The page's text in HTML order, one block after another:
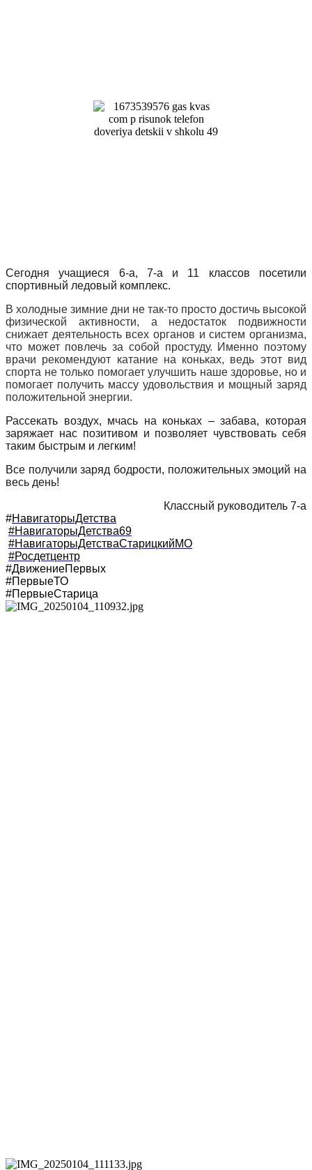
Сегодня учащиеся 6-а, 7-а и 11 классов посетили
спортивный ледовый комплекс.
В холодные зимние дни не так-то просто достичь высокой
физической активности, а недостаток подвижности
снижает деятельность всех органов и систем организма,
что может повлечь за собой простуду. Именно поэтому
врачи рекомендуют катание на коньках, ведь этот вид
спорта не только помогает улучшить наше здоровье, но и
помогает получить массу удовольствия и мощный заряд
положительной энергии.
Рассекать воздух, мчась на коньках – забава, которая
заряжает нас позитивом и позволяет чувствовать себя
таким быстрым и легким!
Все получили заряд бодрости, положительных эмоций на
весь день!
Классный руководитель 7-а
#НавигаторыДетства
#НавигаторыДетства69
#НавигаторыДетстваСтарицкийМО
#Росдетцентр
#ДвижениеПервых
#ПервыеТО
#ПервыеСтарица